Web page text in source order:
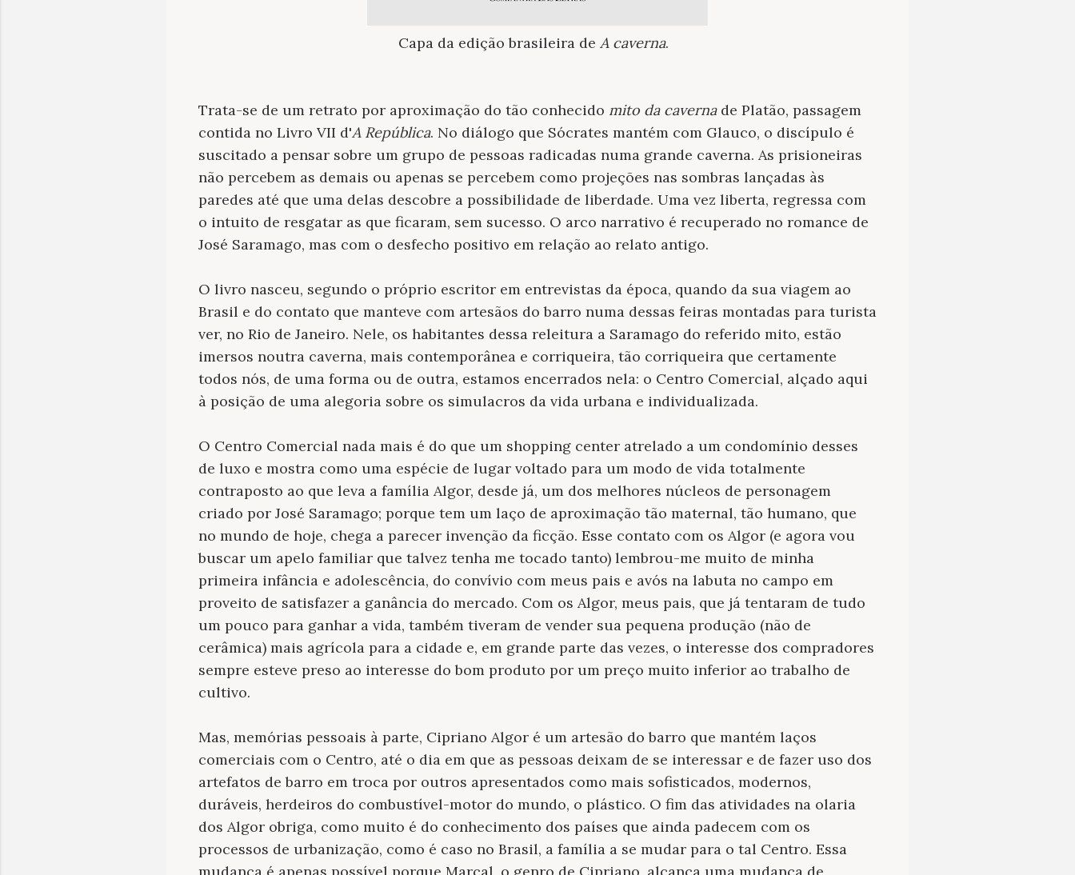
Capa da edição brasileira de A caverna.
Trata-se de um retrato por aproximação do tão conhecido mito da cavernade Platão, passagem
contida no Livro VII d'A República. No diálogo que Sócrates mantém com Glauco, o discípulo é
suscitado a pensar sobre um grupo de pessoas radicadas numa grande caverna. As prisioneiras
não percebem as demais ou apenas se percebem como projeções nas sombras lançadas às
paredes até que uma delas descobre a possibilidade de liberdade. Uma vez liberta, regressa com
o intuito de resgatar as que ficaram, sem sucesso. O arco narrativo é recuperado no romance de
José Saramago, mas com o desfecho positivo em relação ao relato antigo.
O livro nasceu, segundo o próprio escritor em entrevistas da época, quando da sua viagem ao
Brasil e do contato que manteve com artesãos do barro numa dessas feiras montadas para turista
ver, no Rio de Janeiro. Nele, os habitantes dessa releitura a Saramago do referido mito, estão
imersos noutra caverna, mais contemporânea e corriqueira, tão corriqueira que certamente
todos nós, de uma forma ou de outra, estamos encerrados nela: o Centro Comercial, alçado aqui
à posição de uma alegoria sobre os simulacros da vida urbana e individualizada.
O Centro Comercial nada mais é do que um shopping center atrelado a um condomínio desses
de luxo e mostra como uma espécie de lugar voltado para um modo de vida totalmente
contraposto ao que leva a família Algor, desde já, um dos melhores núcleos de personagem
criado por José Saramago; porque tem um laço de aproximação tão maternal, tão humano, que
no mundo de hoje, chega a parecer invenção da ficção. Esse contato com os Algor (e agora vou
buscar um apelo familiar que talvez tenha me tocado tanto) lembrou-me muito de minha
primeira infância e adolescência, do convívio com meus pais e avós na labuta no campo em
proveito de satisfazer a ganância do mercado. Com os Algor, meus pais, que já tentaram de tudo
um pouco para ganhar a vida, também tiveram de vender sua pequena produção (não de
cerâmica) mais agrícola para a cidade e, em grande parte das vezes, o interesse dos compradores
sempre esteve preso ao interesse do bom produto por um preço muito inferior ao trabalho de
cultivo.
Mas, memórias pessoais à parte, Cipriano Algor é um artesão do barro que mantém laços
comerciais com o Centro, até o dia em que as pessoas deixam de se interessar e de fazer uso dos
artefatos de barro em troca por outros apresentados como mais sofisticados, modernos,
duráveis, herdeiros do combustível-motor do mundo, o plástico. O fim das atividades na olaria
dos Algor obriga, como muito é do conhecimento dos países que ainda padecem com os
processos de urbanização, como é caso no Brasil, a família a se mudar para o tal Centro. Essa